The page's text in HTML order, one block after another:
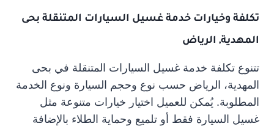
تكلفة وخيارات خدمة غسيل السيارات المتنقلة بحى
المهدية, الرياض
تتنوع تكلفة خدمة غسيل السيارات المتنقلة في بحى
المهدية، الرياض حسب نوع وحجم السيارة ونوع الخدمة
المطلوبة. يُمكن للعميل اختيار خيارات متنوعة مثل
غسيل السيارة فقط أو تلميع وحماية الطلاء بالإضافة